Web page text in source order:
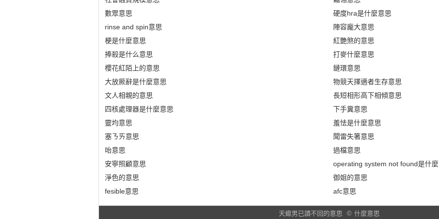
數眾意思
rinse and spin意思
梗是什麼意思
捧殺是什么意思
櫻花紅陌上的意思
大放厥辭是什麼意思
文人相親的意思
四核處理器是什麼意思
靈均意思
塞ㄋㄞ意思
咍意思
安寧照顧意思
淨色的意思
fesible意思
硬度hra是什麼意思
陣容龐大意思
紅艷煞的意思
打麥什麼意思
鏈環意思
物競天擇適者生存意思
長短相形高下相傾意思
下手糞意思
羞怯是什麼意思
聞雷失箸意思
過檔意思
operating system not found是什
御姐的意思
afc意思
天蠍男已讀不回的意思 © 什麼意思